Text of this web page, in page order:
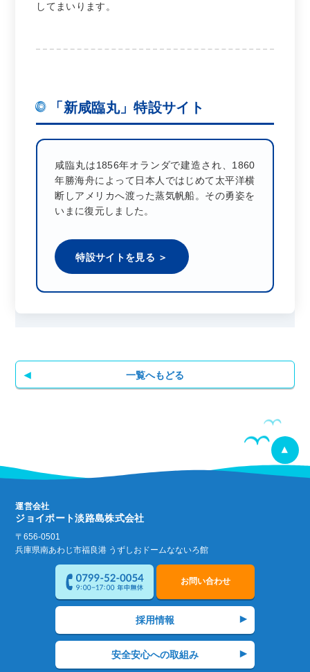
してまいります。
「新咸臨丸」特設サイト
咸臨丸は1856年オランダで建造され、1860
年勝海舟によって日本人ではじめて太平洋横
断しアメリカへ渡った蒸気帆船。その勇姿を
いまに復元しました。
特設サイトを見る ＞
一覧へもどる
運営会社
ジョイポート淡路島株式会社
〒656-0501
兵庫県南あわじ市福良港 うずしおドームなないろ館
お問い合わせ
採用情報
安全安心への取組み